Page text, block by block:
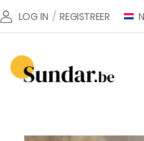
LOG IN / REGISTREER